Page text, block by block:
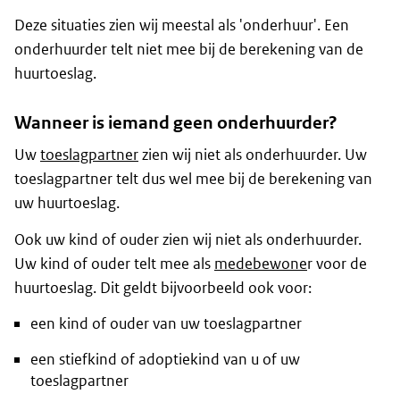
Deze situaties zien wij meestal als 'onderhuur'. Een
onderhuurder telt niet mee bij de berekening van de
huurtoeslag.
Wanneer is iemand geen onderhuurder?
Uwtoeslagpartnerzien wij niet als onderhuurder. Uw
toeslagpartner telt dus wel mee bij de berekening van
uw huurtoeslag.
Ook uw kind of ouder zien wij niet als onderhuurder.
Uw kind of ouder telt mee als medebewoner voor de
huurtoeslag. Dit geldt bijvoorbeeld ook voor:
een kind of ouder van uw toeslagpartner
een stiefkind of adoptiekind van u of uw
toeslagpartner